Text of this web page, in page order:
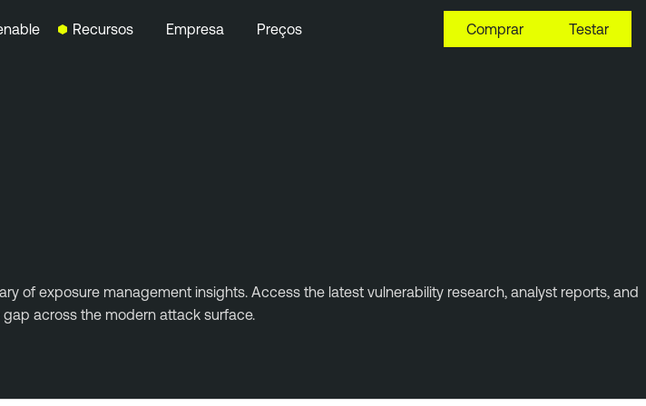
Recursos Empresa Preços Comprar Testar
of exposure management insights. Access the latest vulnerability research, analyst reports, and
across the modern attack surface.